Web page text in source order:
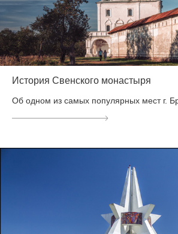
История Свенского монастыря
Об одном из самых популярных мест г.